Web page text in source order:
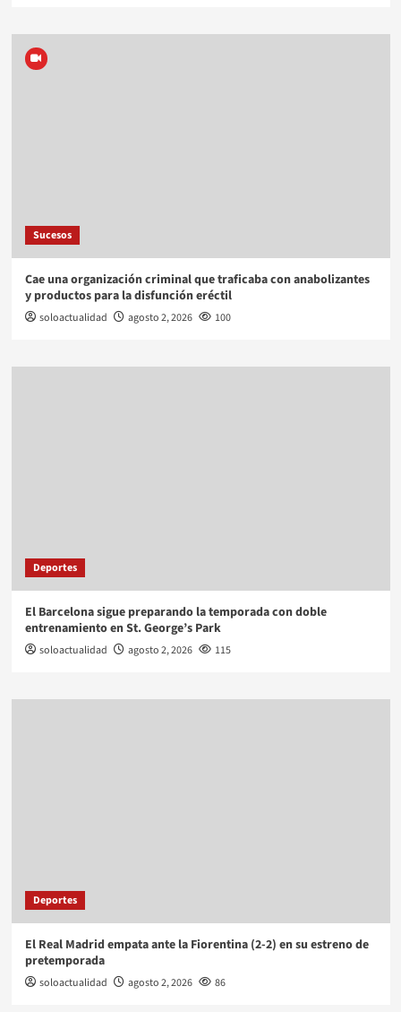
Sucesos
Cae una organización criminal que traficaba con anabolizantes
y productos para la disfunción eréctil
soloactualidad agosto 2, 2026 100
Deportes
El Barcelona sigue preparando la temporada con doble
entrenamiento en St. George’s Park
soloactualidad agosto 2, 2026 115
Deportes
El Real Madrid empata ante la Fiorentina (2-2) en su estreno de
pretemporada
soloactualidad agosto 2, 2026 86